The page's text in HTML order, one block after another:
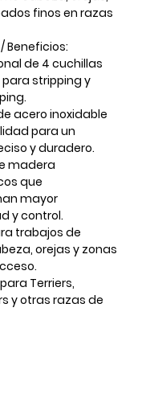
finos en razas
Beneficios:
de 4 cuchillas
para stripping y
acero inoxidable
para un
y duradero.
madera
que
mayor
y control.
trabajos de
orejas y zonas
Terriers,
y otras razas de